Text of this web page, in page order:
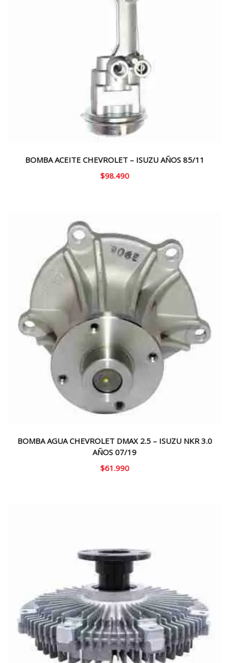
BOMBA ACEITE CHEVROLET – ISUZU AÑOS 85/11
$98.490
BOMBA AGUA CHEVROLET DMAX 2.5 – ISUZU NKR 3.0
AÑOS 07/19
$61.990